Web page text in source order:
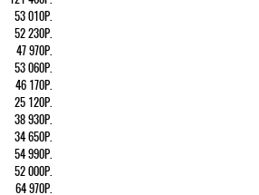
53 010Р.
52 230Р.
47 970Р.
53 060Р.
46 170Р.
25 120Р.
38 930Р.
34 650Р.
54 990Р.
52 000Р.
64 970Р.